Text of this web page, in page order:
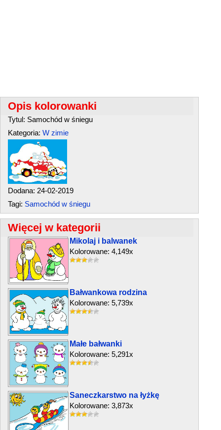
Opis kolorowanki
Tytul: Samochód w śniegu
Kategoria: W zimie
Dodana: 24-02-2019
Tagi: Samochód w śniegu
Więcej w kategorii
Mikolaj i balwanek
Kolorowane: 4,149x
Bałwankowa rodzina
Kolorowane: 5,739x
Małe bałwanki
Kolorowane: 5,291x
Saneczkarstwo na łyżkę
Kolorowane: 3,873x